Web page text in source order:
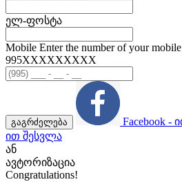
ელ-ფოსტა
Mobile Enter the number of your
995ХХХХХХХХХ
გაგრძელება Facebook -
ით შესვლა
ან
ავტორიზაცია
Congratulations!